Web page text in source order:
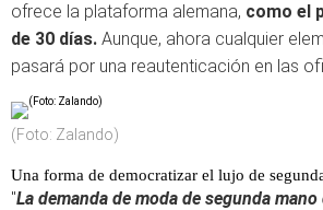
ofrece la plataforma alemana, como el
de 30 días. Aunque, ahora cualquier
pasará por una reautenticación en las
(Foto: Zalando)
Una forma de democratizar el lujo de
"La demanda de moda de segunda